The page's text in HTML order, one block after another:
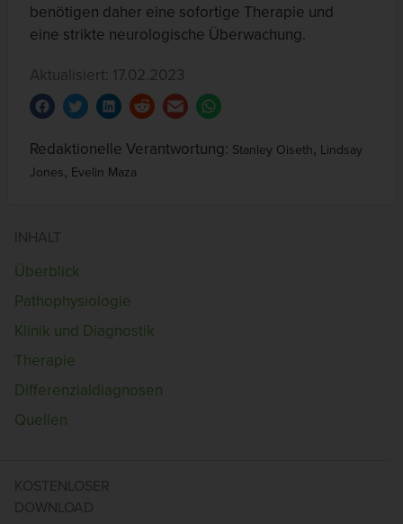
benötigen daher eine sofortige Therapie und
eine strikte neurologische Überwachung.
Aktualisiert: 17.02.2023
Redaktionelle Verantwortung: Stanley Oiseth, Lindsay
Jones, Evelin Maza
INHALT
Überblick
Pathophysiologie
Klinik und Diagnostik
Therapie
Differenzialdiagnosen
Quellen
KOSTENLOSER
DOWNLOAD